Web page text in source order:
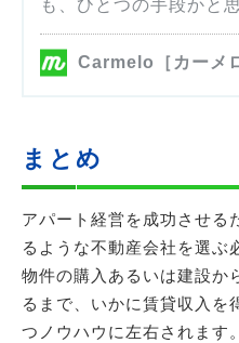
まとめ
アパート経営を成功させる
るような不動産会社を選ぶ
物件の購入あるいは建設か
るまで、いかに賃貸収入を
つノウハウに左右されます。